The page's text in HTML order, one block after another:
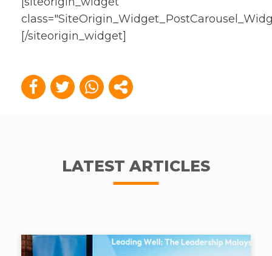
[/siteorigin_widget]
LATEST ARTICLES